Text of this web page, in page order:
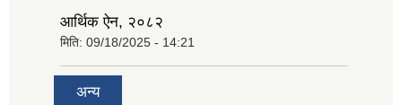
आर्थिक ऐन, २०८२
मिति: 09/18/2025 - 14:21
अन्य